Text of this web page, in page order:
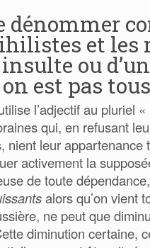
et les
insulte ou
est pas
l’adjectif au pluriel
qui, en refusant
nient leur appartenance
activement la
de toute
alors qu’on vient
ne peut que
diminution certaine,